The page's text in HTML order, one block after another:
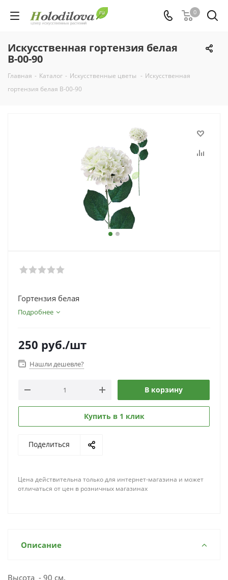
0
Искусственная гортензия белая
В-00-90
Главная - Каталог - Искусственные цветы - Искусственная
гортензия белая В-00-90
Гортензия белая
Подробнее
250 руб./шт
Нашли дешевле?
В корзину
Купить в 1 клик
Поделиться
Цена действительна только для интернет-магазина и может
отличаться от цен в розничных магазинах
Описание
Высота - 90 см.